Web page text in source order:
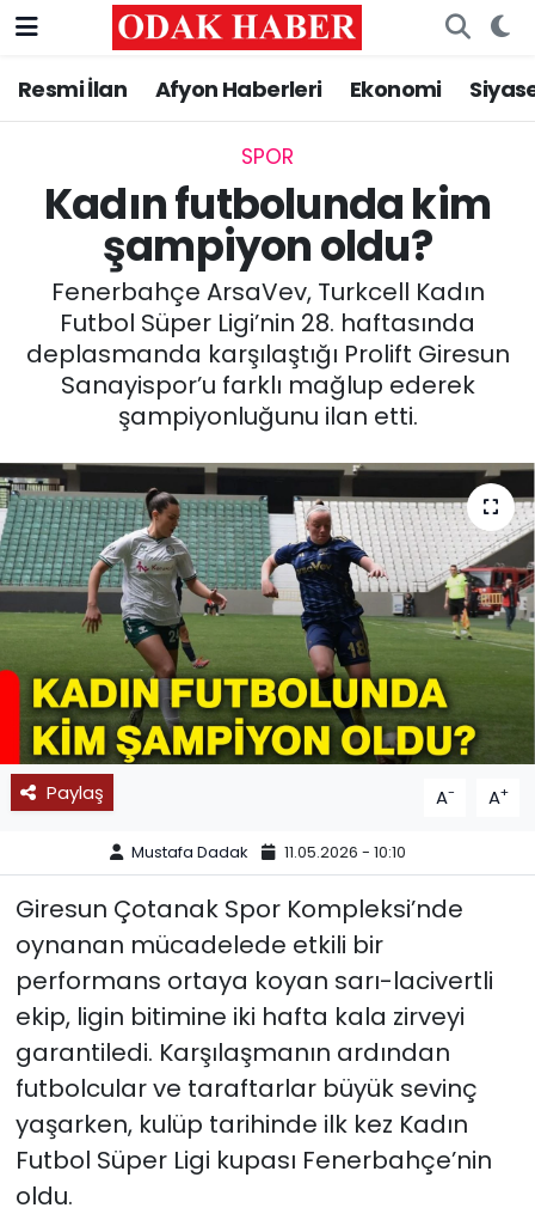
Resmi İlan Afyon Haberleri Ekonomi
SPOR
Kadın futbolunda kim
şampiyon oldu?
Fenerbahçe ArsaVev, Turkcell Kadın
Futbol Süper Ligi’nin 28. haftasında
deplasmanda karşılaştığı Prolift Giresun
Sanayispor’u farklı mağlup ederek
şampiyonluğunu ilan etti.
Paylaş A- A+
Mustafa Dadak 11.05.2026 - 10:10
Giresun Çotanak Spor Kompleksi’nde
oynanan mücadelede etkili bir
performans ortaya koyan sarı-lacivertli
ekip, ligin bitimine iki hafta kala zirveyi
garantiledi. Karşılaşmanın ardından
futbolcular ve taraftarlar büyük sevinç
yaşarken, kulüp tarihinde ilk kez Kadın
Futbol Süper Ligi kupası Fenerbahçe’nin
oldu.
AFYONKARAHİSAR HABERLERİ
ASAYİŞ
GÜNCEL
SİYASET
EĞİTİM
MAGAZİN
SAĞLIK
SPOR
11:11 MANŞET
Nöbetçi Eczaneler
Trafik Durumu
Süper Lig Puan Durumu ve Fikstür
Tüm Manşetler
Son Dakika Haberleri
Haber Arşivi